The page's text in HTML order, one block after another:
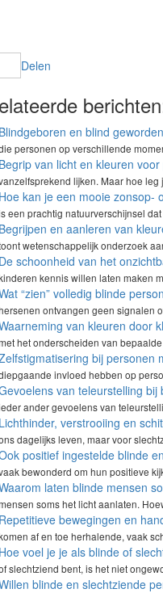
Delen
Blindgeboren en blind
personen op verschillende
Begrip van licht en kleuren
lijken. Maar hoe
Hoe kan je een mooie zonsop-
een prachtig natuurverschijnsel
Begrijpen en aanleren van
wetenschappelijk onderzoek
De schoonheid van het
kennis willen laten maken
“zien” volledig blinde
ontvangen geen signalen
van kleuren door
het onderscheiden van
bij personen
invloed hebben op
van teleurstelling
ander gevoelens van
Lichthinder, verstrooiing en
dagelijks leven, maar voor
positief ingestelde blinde
bewonderd om hun positieve
laten blinde mensen
soms het licht aanlaten.
Repetitieve bewegingen en
af en toe herhalende, vaak
Hoe voel je je als blinde of
slechtziend bent, is het niet
blinde en slechtziende